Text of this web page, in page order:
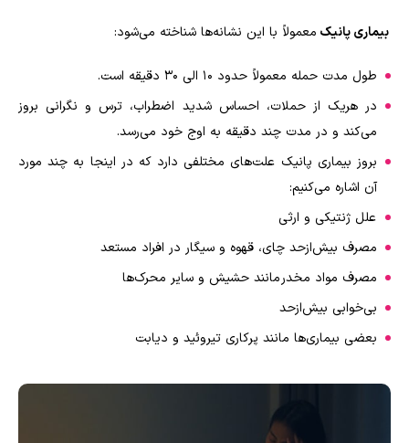
بیماری پانیک معمولاً با این نشانه‌ها شناخته می‌شود:
طول مدت حمله معمولاً حدود ۱۰ الی ۳۰ دقیقه است.
در هریک از حملات، احساس شدید اضطراب، ترس و نگرانی بروز
می‌کند و در مدت چند دقیقه به اوج خود می‌رسد.
بروز بیماری پانیک علت‌های مختلفی دارد که در اینجا به چند مورد
آن اشاره می‌کنیم:
علل ژنتیکی و ارثی
مصرف بیش‌ازحد چای، قهوه و سیگار در افراد مستعد
مصرف مواد مخدر مانند حشیش و سایر محرک‌ها
بی‌خوابی بیش‌ازحد
بعضی بیماری‌ها مانند پرکاری تیروئید و دیابت